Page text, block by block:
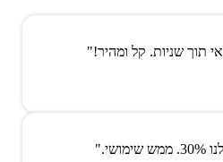
תוך שניות. קל ומהיר!"